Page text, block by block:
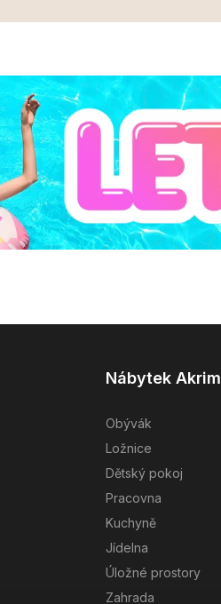
Nábytek Akrim
Obývák
Ložnice
Dětský pokoj
Pracovna
Kuchyně
Jídelna
Úložné prostory
Zahrada